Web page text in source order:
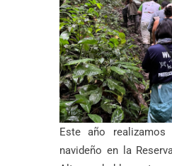
Este año
navideño en la